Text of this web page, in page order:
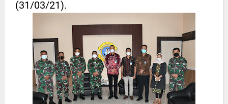
(31/03/21).